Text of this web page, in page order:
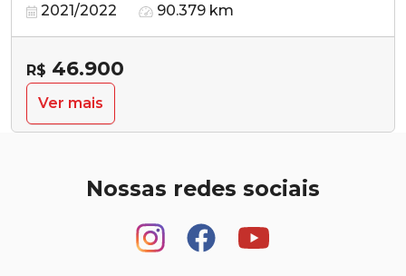
2021/2022 90.379 km
R$ 46.900
Ver mais
Nossas redes sociais